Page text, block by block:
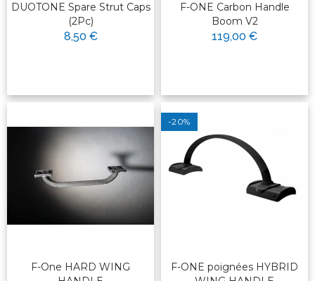
DUOTONE Spare Strut Caps
(2Pc)
8,50 €
F-ONE Carbon Handle
Boom V2
119,00 €
F-One HARD WING
-20%
F-ONE poignées HYBRID